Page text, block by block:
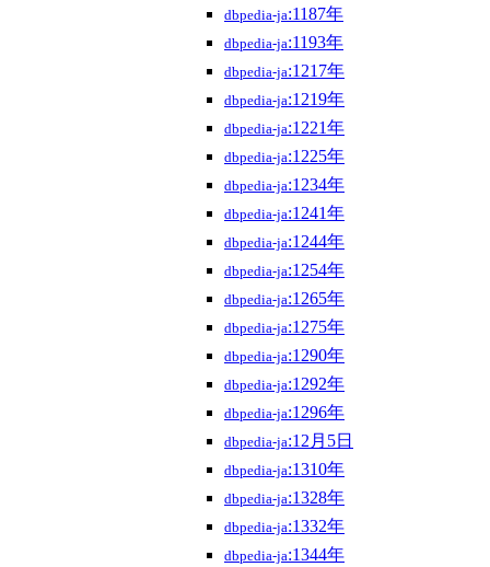
dbpedia-ja:1187年
dbpedia-ja:1193年
dbpedia-ja:1217年
dbpedia-ja:1219年
dbpedia-ja:1221年
dbpedia-ja:1225年
dbpedia-ja:1234年
dbpedia-ja:1241年
dbpedia-ja:1244年
dbpedia-ja:1254年
dbpedia-ja:1265年
dbpedia-ja:1275年
dbpedia-ja:1290年
dbpedia-ja:1292年
dbpedia-ja:1296年
dbpedia-ja:12月5日
dbpedia-ja:1310年
dbpedia-ja:1328年
dbpedia-ja:1332年
dbpedia-ja:1344年